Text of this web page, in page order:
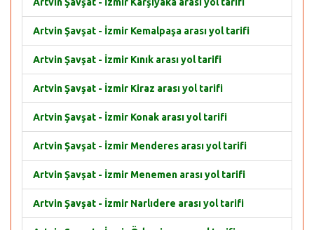
Artvin Şavşat - İzmir Kemalpaşa arası yol tarifi
Artvin Şavşat - İzmir Kınık arası yol tarifi
Artvin Şavşat - İzmir Kiraz arası yol tarifi
Artvin Şavşat - İzmir Konak arası yol tarifi
Artvin Şavşat - İzmir Menderes arası yol tarifi
Artvin Şavşat - İzmir Menemen arası yol tarifi
Artvin Şavşat - İzmir Narlıdere arası yol tarifi